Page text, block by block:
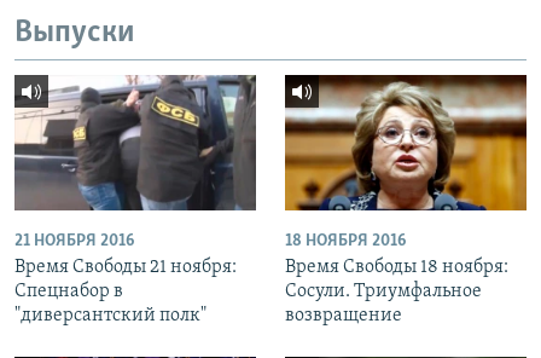
Выпуски
21 НОЯБРЯ 2016
Время Свободы 21 ноября:
Спецнабор в
"диверсантский полк"
18 НОЯБРЯ 2016
Время Свободы 18 ноября:
Сосули. Триумфальное
возвращение